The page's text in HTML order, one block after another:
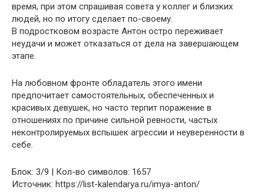
время, при этом спрашивая совета у коллег и близких
людей, но по итогу сделает по-своему.
В подростковом возрасте Антон остро переживает
неудачи и может отказаться от дела на завершающем
этапе.
На любовном фронте обладатель этого имени
предпочитает самостоятельных, обеспеченных и
красивых девушек, но часто терпит поражение в
отношениях по причине сильной ревности, частых
неконтролируемых вспышек агрессии и неуверенности в
себе.
Блок: 3/9 | Кол-во символов: 1657
Источник: https://list-kalendarya.ru/imya-anton/